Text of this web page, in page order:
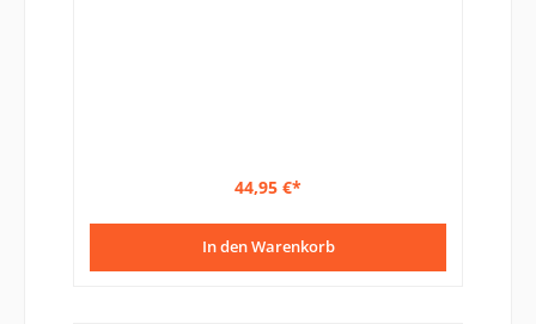
44,95 €*
In den Warenkorb